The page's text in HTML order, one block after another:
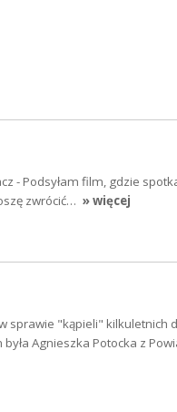
- Podsyłam film, gdzie
zwrócić… » więcej
w sprawie "kąpieli"
Agnieszka Potocka z